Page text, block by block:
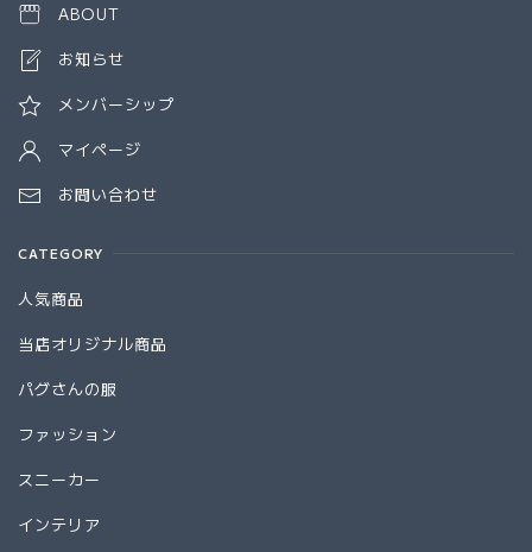
ABOUT
お知らせ
メンバーシップ
マイページ
お問い合わせ
CATEGORY
人気商品
当店オリジナル商品
パグさんの服
ファッション
スニーカー
インテリア